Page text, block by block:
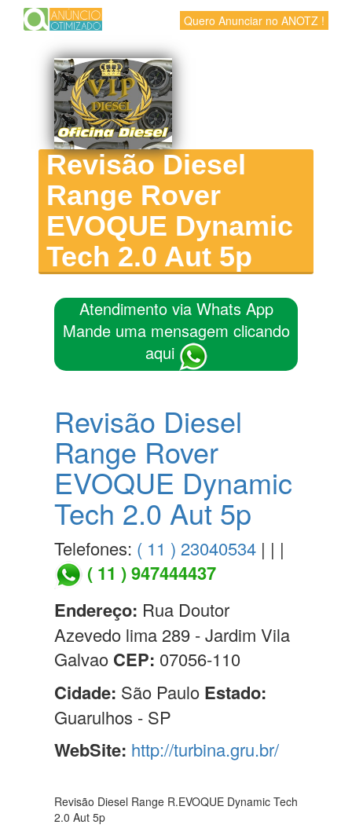
Quero Anunciar no ANOTZ !
Revisão Diesel
Range Rover
EVOQUE Dynamic
Tech 2.0 Aut 5p
Atendimento via Whats App
Mande uma mensagem clicando
aqui
Revisão Diesel
Range Rover
EVOQUE Dynamic
Tech 2.0 Aut 5p
Telefones: ( 11 ) 23040534 | | |
( 11 ) 947444437
Endereço: Rua Doutor
Azevedo lima 289 - Jardim Vila
Galvao CEP: 07056-110
Cidade: São Paulo Estado:
Guarulhos - SP
WebSite: http://turbina.gru.br/
Revisão Diesel Range R.EVOQUE Dynamic Tech
2.0 Aut 5p